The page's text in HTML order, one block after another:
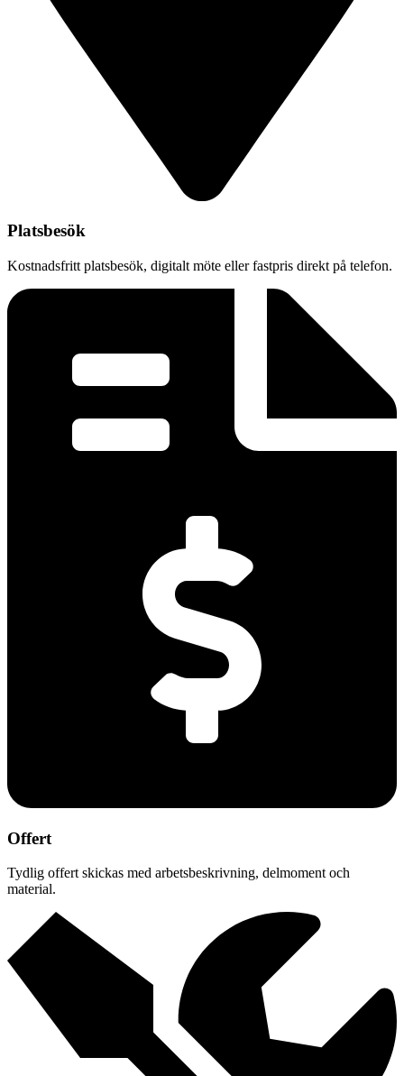
Platsbesök
Kostnadsfritt platsbesök, digitalt möte eller fastpris direkt på telefon.
Offert
Tydlig offert skickas med arbetsbeskrivning, delmoment och
material.